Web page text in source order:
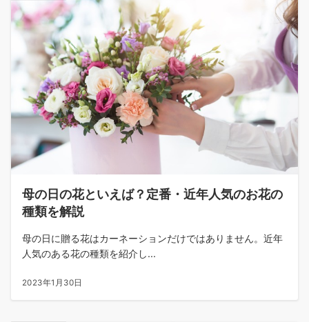
母の日の花といえば？定番・近年人気のお花の
種類を解説
母の日に贈る花はカーネーションだけではありません。近年
人気のある花の種類を紹介し...
2023年1月30日